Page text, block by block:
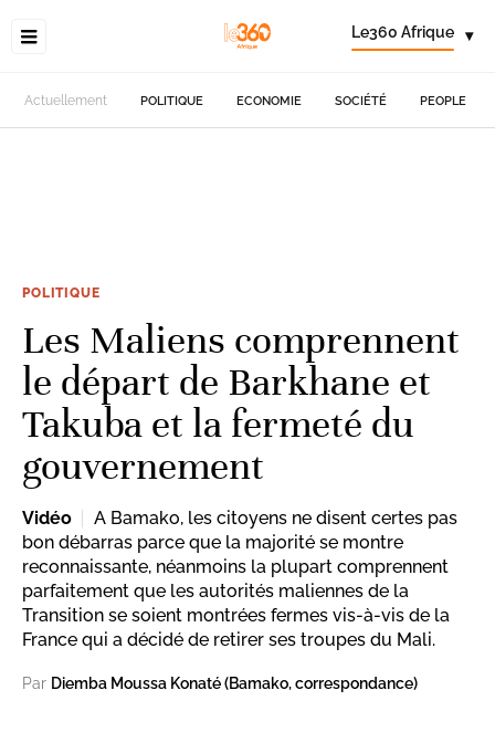
Le360 Afrique ▾
Actuellement POLITIQUE ECONOMIE SOCIÉTÉ PEOPLE
POLITIQUE
Les Maliens comprennent
le départ de Barkhane et
Takuba et la fermeté du
gouvernement
Vidéo
A Bamako, les citoyens ne disent certes pas
bon débarras parce que la majorité se montre
reconnaissante, néanmoins la plupart comprennent
parfaitement que les autorités maliennes de la
Transition se soient montrées fermes vis-à-vis de la
France qui a décidé de retirer ses troupes du Mali.
Par Diemba Moussa Konaté (Bamako, correspondance)